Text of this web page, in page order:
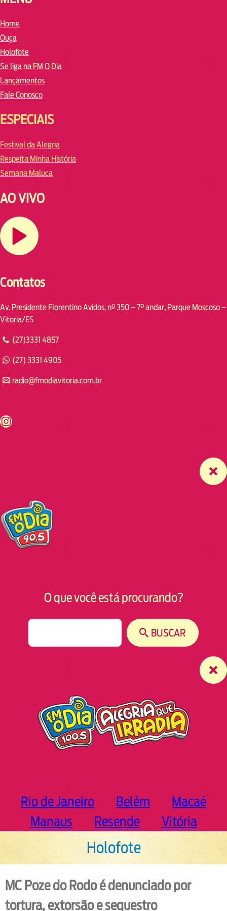
Home
Ouça
Holofote
Se liga na FM O Dia
Lançamentos
Fale Conosco
ESPECIAIS
Festival da Alegria
Respeita Minha História
Semana Maluca
AO VIVO
Contatos
Av. Presidente Florentino Avidos, nº 350 – 7° andar, Parque Moscoso –
Vitoria/ES
(27)3331 4857
(27) 3331 4905
radio@fmodiavitoria.com.br
https://www.instagram.com/fmodia.cabofrio/
O que você está procurando?
BUSCAR
Rio de Janeiro Belém
Macaé
Manaus
Resende Vitória
Holofote
MC Poze do Rodo é denunciado por
tortura, extorsão e sequestro